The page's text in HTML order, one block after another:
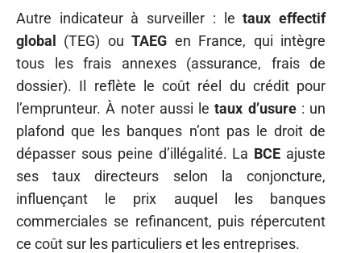
Autre indicateur à surveiller : letaux effectif
global
(TEG) ouTAEG en France, qui intègre
tous les frais annexes (assurance, frais de
dossier). Il reflète le coût réel du crédit pour
l’emprunteur. À noter aussi letaux d’usure: un
plafond que les banques n’ont pas le droit de
dépasser sous peine d’illégalité. La BCE ajuste
ses taux directeurs selon la conjoncture,
influençant le prix auquel les banques
commerciales se refinancent, puis répercutent
ce coût sur les particuliers et les entreprises.